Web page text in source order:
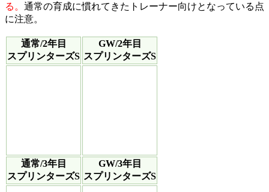
る。 通常の育成に慣れてきたトレーナー向けとなっている点
に注意。
通常/2年目
スプリンターズS
GW/2年目
スプリンターズS
通常/3年目
スプリンターズS
GW/3年目
スプリンターズS